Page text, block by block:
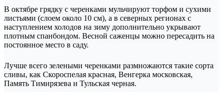
В октябре грядку с черенками мульчируют торфом и сухими
листьями (слоем около 10 см), а в северных регионах с
наступлением холодов на зиму дополнительно укрывают
плотным спанбондом. Весной саженцы можно пересадить на
постоянное место в саду.
Лучше всего зелеными черенками размножаются такие сорта
сливы, как Скороспелая красная, Венгерка московская,
Память Тимирязева и Тульская черная.